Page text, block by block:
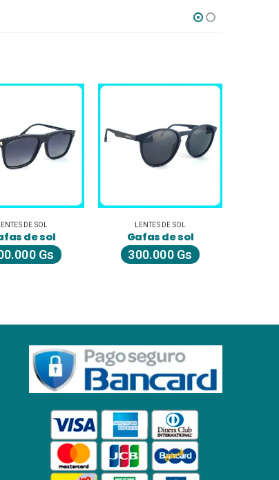
LENTES DE SOL
de sol
Gs
LENTES DE SOL
Gafas de sol
300.000 Gs